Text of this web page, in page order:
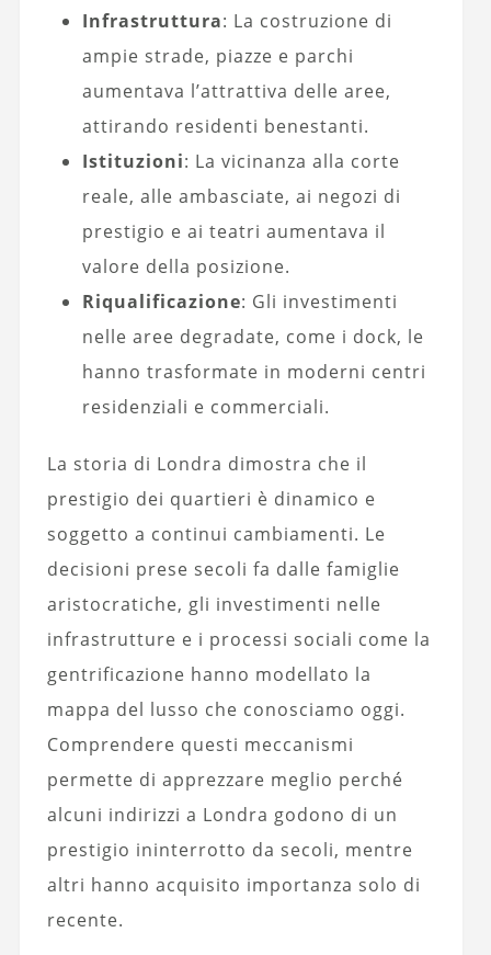
Infrastruttura: La costruzione di
ampie strade, piazze e parchi
aumentava l’attrattiva delle aree,
attirando residenti benestanti.
Istituzioni: La vicinanza alla corte
reale, alle ambasciate, ai negozi di
prestigio e ai teatri aumentava il
valore della posizione.
Riqualificazione: Gli investimenti
nelle aree degradate, come i dock, le
hanno trasformate in moderni centri
residenziali e commerciali.
La storia di Londra dimostra che il
prestigio dei quartieri è dinamico e
soggetto a continui cambiamenti. Le
decisioni prese secoli fa dalle famiglie
aristocratiche, gli investimenti nelle
infrastrutture e i processi sociali come la
gentrificazione hanno modellato la
mappa del lusso che conosciamo oggi.
Comprendere questi meccanismi
permette di apprezzare meglio perché
alcuni indirizzi a Londra godono di un
prestigio ininterrotto da secoli, mentre
altri hanno acquisito importanza solo di
recente.